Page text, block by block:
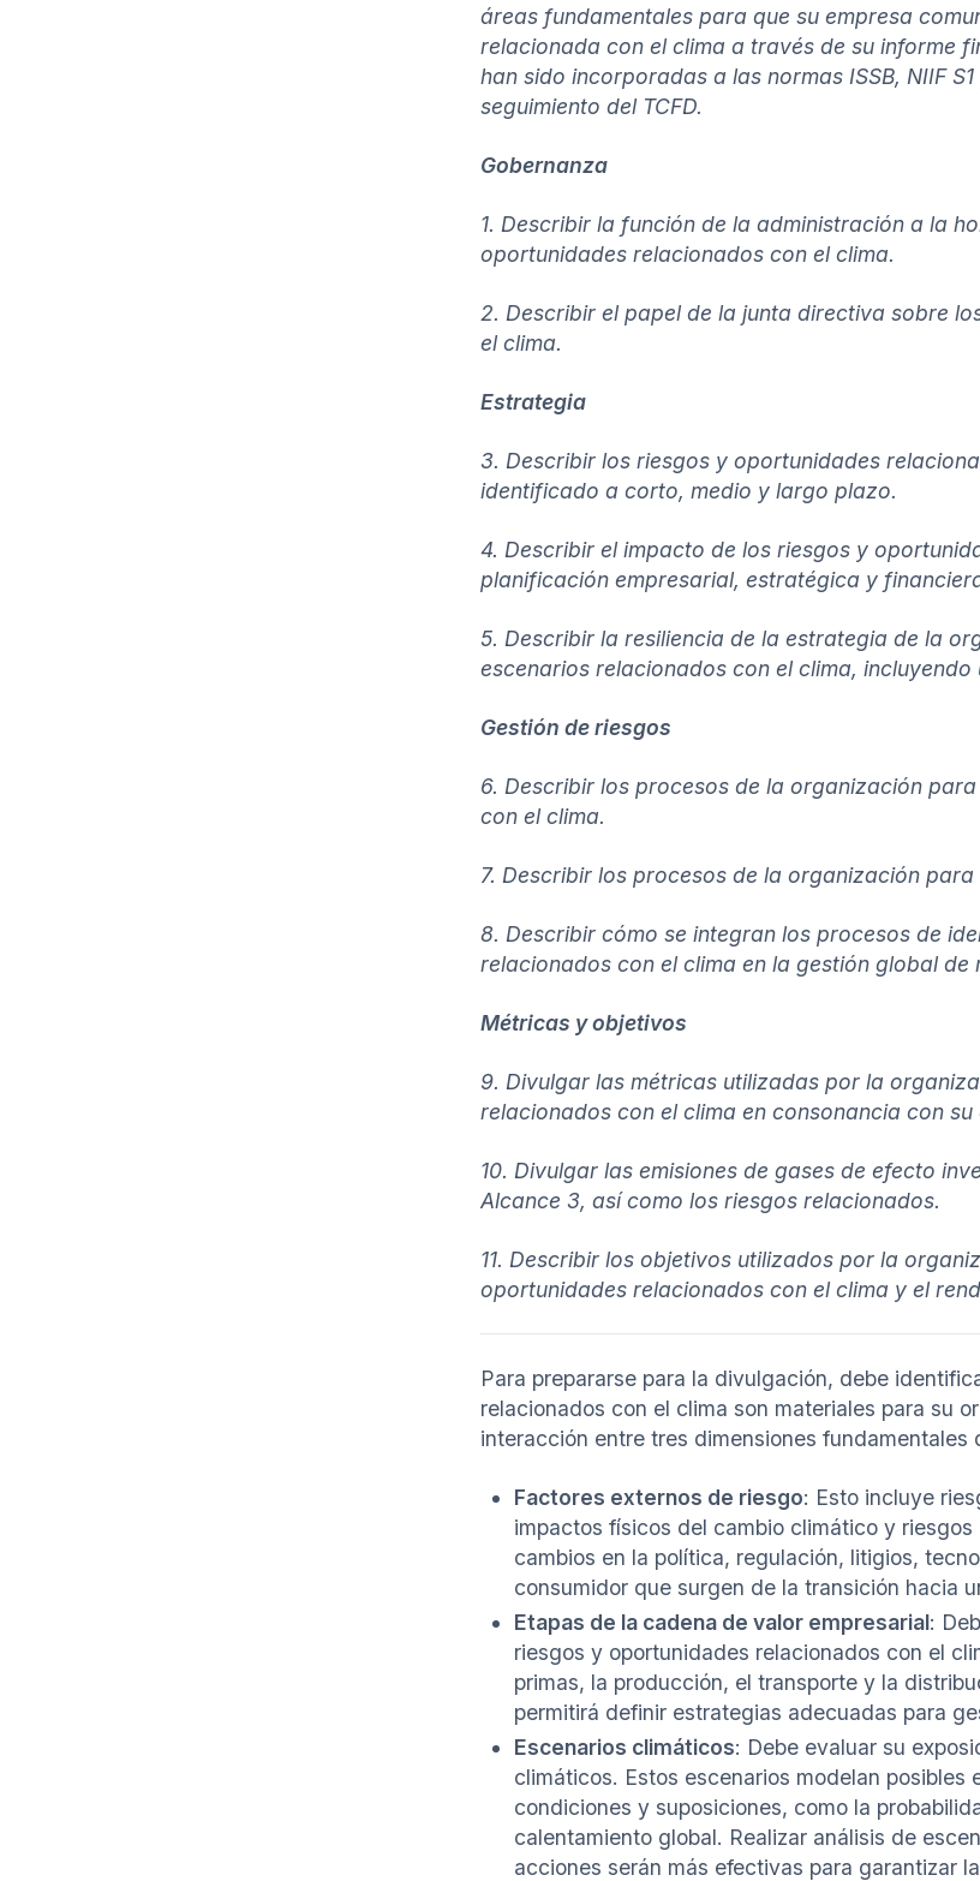
áreas fundamentales para que su empresa
relacionada con el clima a través de su informe
han sido incorporadas a las normas ISSB, NIIF
seguimiento del TCFD.
Gobernanza
1. Describir la función de la administración a la
oportunidades relacionados con el clima.
2. Describir el papel de la junta directiva sobre
el clima.
Estrategia
3. Describir los riesgos y oportunidades
identificado a corto, medio y largo plazo.
4. Describir el impacto de los riesgos y
planificación empresarial, estratégica y
5. Describir la resiliencia de la estrategia de la
escenarios relacionados con el clima,
Gestión de riesgos
6. Describir los procesos de la organización
con el clima.
7. Describir los procesos de la organización
8. Describir cómo se integran los procesos de
relacionados con el clima en la gestión global de
Métricas y objetivos
9. Divulgar las métricas utilizadas por la
relacionados con el clima en consonancia con
10. Divulgar las emisiones de gases de efecto
Alcance 3, así como los riesgos relacionados.
11. Describir los objetivos utilizados por la
oportunidades relacionados con el clima y el
Para prepararse para la divulgación, debe
relacionados con el clima son materiales para su
interacción entre tres dimensiones fundamentales
Factores externos de riesgo: Esto incluye
impactos físicos del cambio climático y
cambios en la política, regulación, litigios,
consumidor que surgen de la transición hacia
Etapas de la cadena de valor empresarial:
riesgos y oportunidades relacionados con el
primas, la producción, el transporte y la
permitirá definir estrategias adecuadas para
Escenarios climáticos: Debe evaluar su
climáticos. Estos escenarios modelan
condiciones y suposiciones, como la
calentamiento global. Realizar análisis de
acciones serán más efectivas para garantizar